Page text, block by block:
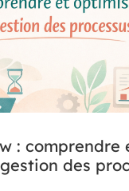
: comprendre
des